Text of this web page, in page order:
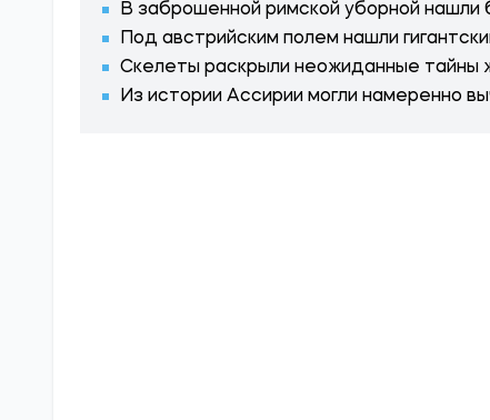
В заброшенной римской уборной
Под австрийским полем нашли
Скелеты раскрыли неожиданные тайны
Из истории Ассирии могли намеренно